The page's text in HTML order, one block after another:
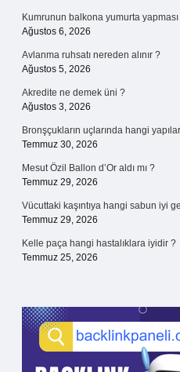
Kumrunun balkona yumurta
Ağustos 6, 2026
Avlanma ruhsatı nereden alınır ?
Ağustos 5, 2026
Akredite ne demek üni ?
Ağustos 3, 2026
Bronşçukların uçlarında hangi
Temmuz 30, 2026
Mesut Özil Ballon d’Or aldı mı ?
Temmuz 29, 2026
Vücuttaki kaşıntıya hangi sabun iyi
Temmuz 29, 2026
Kelle paça hangi hastalıklara iyidir ?
Temmuz 25, 2026